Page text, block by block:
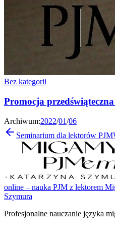
Bez kategorii
Promocja
Archiwum:2022/01/06
Seminarium dla lektorów PJM
online – nauka PJM z lektorem
Szymura
Profesjonalne nauczanie języka